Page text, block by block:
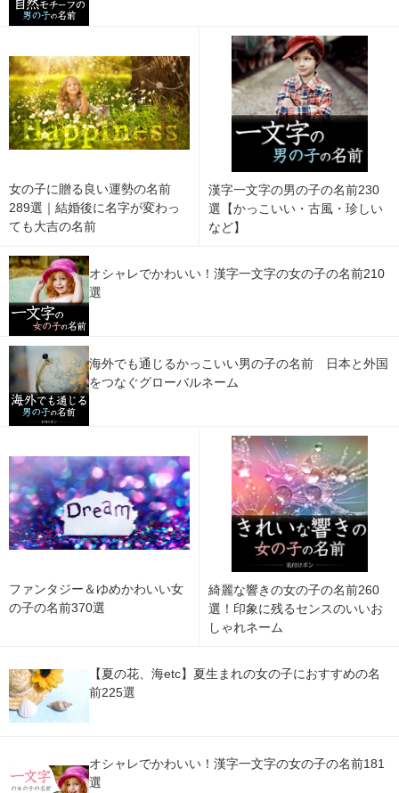
女の子に贈る良い運勢の名前
289選｜結婚後に名字が変わっ
ても大吉の名前
漢字一文字の男の子の名前230
選【かっこいい・古風・珍しい
など】
オシャレでかわいい！漢字一文字の女の子の名前210
選
海外でも通じるかっこいい男の子の名前 日本と外国
をつなぐグローバルネーム
ファンタジー＆ゆめかわいい女
の子の名前370選
綺麗な響きの女の子の名前260
選！印象に残るセンスのいいお
しゃれネーム
【夏の花、海etc】夏生まれの女の子におすすめの名
前225選
オシャレでかわいい！漢字一文字の女の子の名前181
選